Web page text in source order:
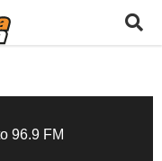
96.9 FM